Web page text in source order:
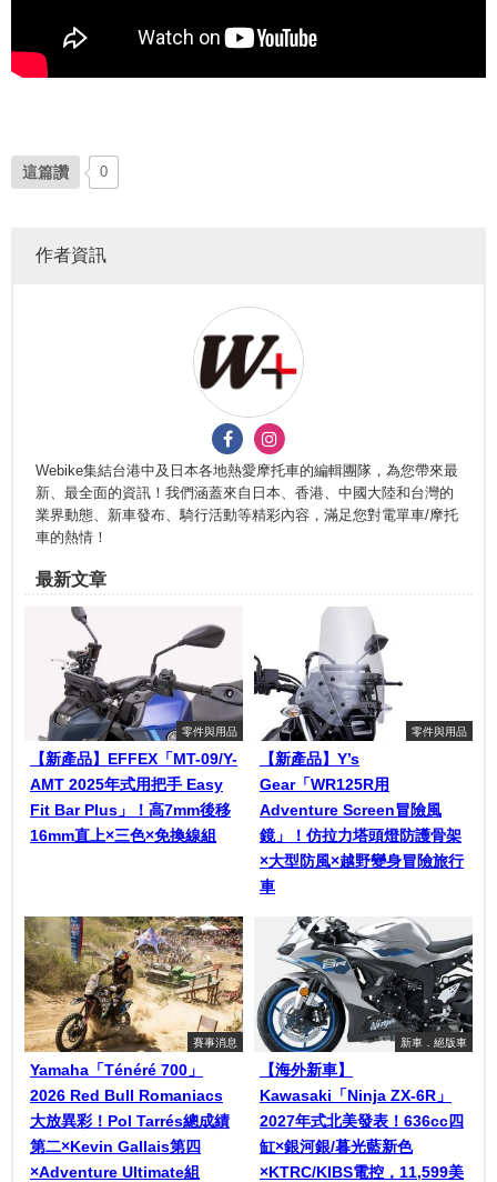
這篇讚 0
作者資訊
Webike集結台港中及日本各地熱愛摩托車的編輯團隊，為您帶來最
新、最全面的資訊！我們涵蓋來自日本、香港、中國大陸和台灣的
業界動態、新車發布、騎行活動等精彩內容，滿足您對電單車/摩托
車的熱情！
最新文章
零件與用品
【新產品】EFFEX「MT-09/Y-
AMT 2025年式用把手 Easy
Fit Bar Plus」！高7mm後移
16mm直上×三色×免換線組
零件與用品
【新產品】Y’s
Gear「WR125R用
Adventure Screen冒險風
鏡」！仿拉力塔頭燈防護骨架
×大型防風×越野變身冒險旅行
車
賽事消息
Yamaha「Ténéré 700」
2026 Red Bull Romaniacs
大放異彩！Pol Tarrés總成績
第二×Kevin Gallais第四
×Adventure Ultimate組
新車．絕版車
【海外新車】
Kawasaki「Ninja ZX-6R」
2027年式北美發表！636cc四
缸×銀河銀/暮光藍新色
×KTRC/KIBS電控，11,599美